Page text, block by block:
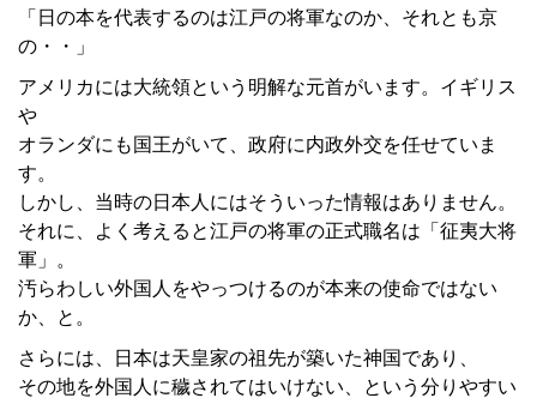
「日の本を代表するのは江戸の将軍なのか、それとも京
の・・」
アメリカには大統領という明解な元首がいます。イギリス
や
オランダにも国王がいて、政府に内政外交を任せていま
す。
しかし、当時の日本人にはそういった情報はありません。
それに、よく考えると江戸の将軍の正式職名は「征夷大将
軍」。
汚らわしい外国人をやっつけるのが本来の使命ではない
か、と。
さらには、日本は天皇家の祖先が築いた神国であり、
その地を外国人に穢されてはいけない、という分りやすい